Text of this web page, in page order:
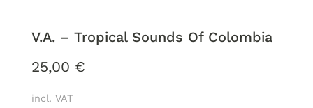
V.A. – Tropical Sounds Of Colombia
25,00 €
incl. VAT